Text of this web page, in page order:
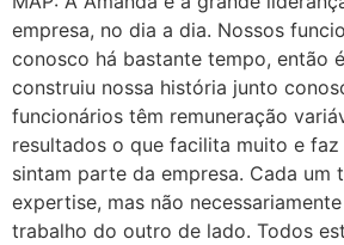
empresa, no dia a dia. Nossos
conosco há bastante tempo, então
construiu nossa história junto
funcionários têm remuneração
resultados o que facilita muito e
sintam parte da empresa. Cada um
expertise, mas não
trabalho do outro de lado. Todos